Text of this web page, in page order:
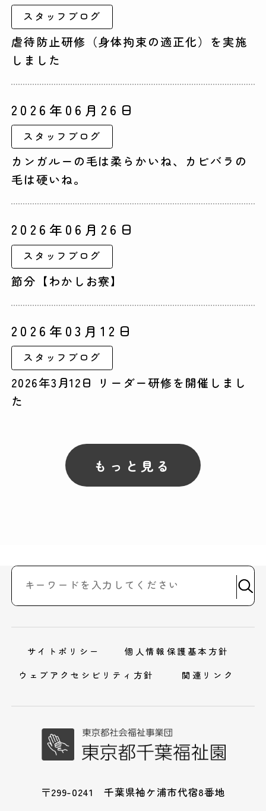
スタッフブログ
虐待防止研修（身体拘束の適正化）を実施
しました
2026年06月26日
スタッフブログ
カンガルーの毛は柔らかいね、カピバラの
毛は硬いね。
2026年06月26日
スタッフブログ
節分【わかしお寮】
2026年03月12日
スタッフブログ
2026年3月12日 リーダー研修を開催しまし
た
もっと見る
サイトポリシー
個人情報保護基本方針
ウェブアクセシビリティ方針
関連リンク
〒299-0241 千葉県袖ケ浦市代宿8番地